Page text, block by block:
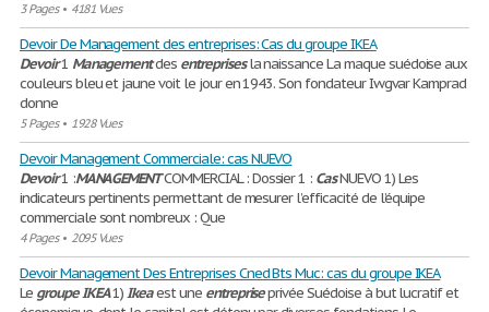
3 Pages• 4181 Vues
Devoir De Management des entreprises: Cas du groupe IKEA
Devoir1 Managementdes entreprisesla naissance La maque suédoise aux
couleurs bleu et jaune voit le jour en 1943. Son fondateur Iwgvar Kamprad
donne
5 Pages• 1928 Vues
Devoir Management Commerciale: cas NUEVO
Devoir1 :MANAGEMENTCOMMERCIAL : Dossier 1 : CasNUEVO 1) Les
indicateurs pertinents permettant de mesurer l’efficacité de l’équipe
commerciale sont nombreux : Que
4 Pages• 2095 Vues
Devoir Management Des Entreprises Cned Bts Muc: cas du groupe IKEA
Le groupeIKEA1)Ikeaest une entrepriseprivée Suédoise à but lucratif et